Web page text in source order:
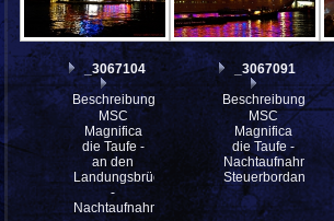
_3067104
Beschreibung:
MSC
Magnifica
die Taufe -
an den
Landungsbrücken
-
Nachtaufnahme
_3067091
Beschreibung:
MSC
Magnifica
die Taufe -
Nachtaufnahme,
Steuerbordansicht